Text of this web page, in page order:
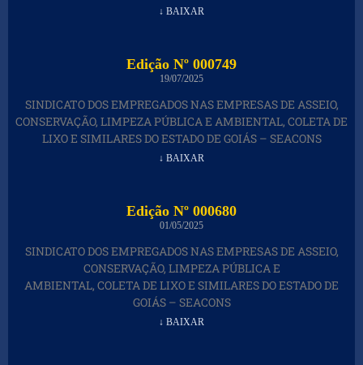
↓ BAIXAR
Edição Nº 000749
19/07/2025
SINDICATO DOS EMPREGADOS NAS EMPRESAS DE ASSEIO,
CONSERVAÇÃO, LIMPEZA PÚBLICA E AMBIENTAL, COLETA DE
LIXO E SIMILARES DO ESTADO DE GOIÁS – SEACONS
↓ BAIXAR
Edição Nº 000680
01/05/2025
SINDICATO DOS EMPREGADOS NAS EMPRESAS DE ASSEIO,
CONSERVAÇÃO, LIMPEZA PÚBLICA E
AMBIENTAL, COLETA DE LIXO E SIMILARES DO ESTADO DE
GOIÁS – SEACONS
↓ BAIXAR